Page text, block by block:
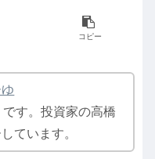
コピー
です。投資家の高橋
ています。